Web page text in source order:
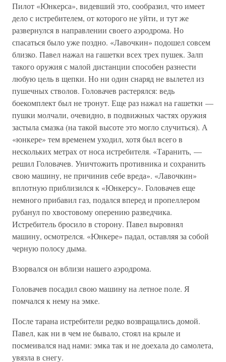
Пилот «Юнкерса», видевший это, сообразил, что имеет
дело с истребителем, от которого не уйти, и тут же
развернулся в направлении своего аэродрома. Но
спасаться было уже поздно. «Лавочкин» подошел совсем
близко. Павел нажал на гашетки всех трех пушек. Залп
такого оружия с малой дистанции способен разнести
любую цель в щепки. Но ни один снаряд не вылетел из
пушечных стволов. Головачев растерялся: ведь
боекомплект был не тронут. Еще раз нажал на гашетки —
пушки молчали, очевидно, в подвижных частях оружия
застыла смазка (на такой высоте это могло случиться). А
«юнкере» тем временем уходил, хотя был всего в
нескольких метрах от носа истребителя. «Таранить, —
решил Головачев. Уничтожить противника и сохранить
свою машину, не причинив себе вреда». «Лавочкин»
вплотную приблизился к «Юнкерсу». Головачев еще
немного прибавил газ, подался вперед и пропеллером
рубанул по хвостовому оперению разведчика.
Истребитель бросило в сторону. Павел выровнял
машину, осмотрелся. «Юнкере» падал, оставляя за собой
черную полосу дыма.
Взорвался он вблизи нашего аэродрома.
Головачев посадил свою машину на летное поле. Я
помчался к нему на эмке.
После тарана истребители редко возвращались домой.
Павел, как ни в чем не бывало, стоял на крыле и
посмеивался над нами: эмка так и не доехала до самолета,
увязла в снегу.